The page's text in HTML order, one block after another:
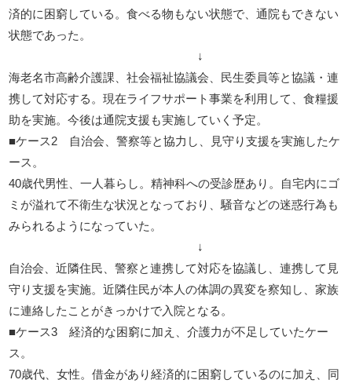
済的に困窮している。食べる物もない状態で、通院もできない
状態であった。
↓
海老名市高齢介護課、社会福祉協議会、民生委員等と協議・連
携して対応する。現在ライフサポート事業を利用して、食糧援
助を実施。今後は通院支援も実施していく予定。
■ケース2 自治会、警察等と協力し、見守り支援を実施したケ
ース。
40歳代男性、一人暮らし。精神科への受診歴あり。自宅内にゴ
ミが溢れて不衛生な状況となっており、騒音などの迷惑行為も
みられるようになっていた。
↓
自治会、近隣住民、警察と連携して対応を協議し、連携して見
守り支援を実施。近隣住民が本人の体調の異変を察知し、家族
に連絡したことがきっかけで入院となる。
■ケース3 経済的な困窮に加え、介護力が不足していたケー
ス。
70歳代、女性。借金があり経済的に困窮しているのに加え、同